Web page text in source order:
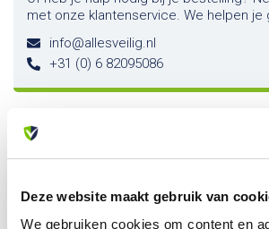
Deze website maakt gebruik van
We gebruiken cookies om content en
met onze klantenservice. We helpen je
info@allesveilig.nl
+31 (0) 6 82095086
Recent bekeken